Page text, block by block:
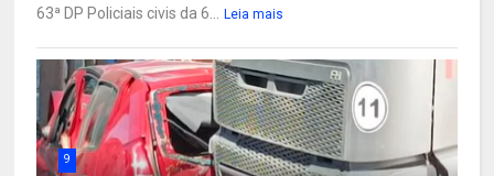
63ª DP Policiais civis da 6...
Leia mais
9